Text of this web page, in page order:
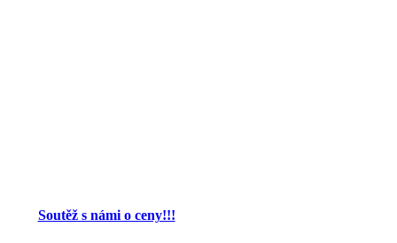
Soutěž s námi o ceny!!!